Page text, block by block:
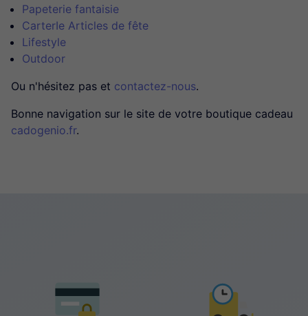
Papeterie fantaisie
CarterIe Articles de fête
Lifestyle
Outdoor
Ou n'hésitez pas et contactez-nous.
Bonne navigation sur le site de votre boutique cadeau
cadogenio.fr.